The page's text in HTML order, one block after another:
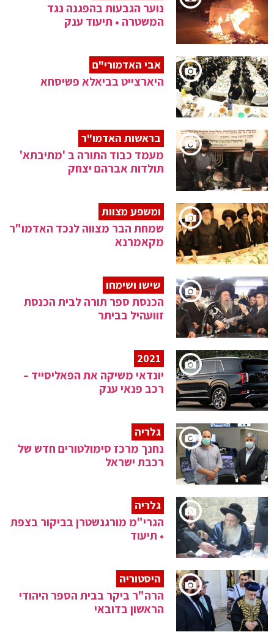
נוער הגבעות בהפגנה נגד
המשטרה • תיעוד ענק
אבי האדמורי"ם
היארצייט בביאלא פשיסחא
בראשות האדמו"ר
מעמד כבוד התורה ב 'מתיבתא'
תולדות אברהם יצחק
ומשפע מצוות
שמחת הבר מצווה לנכד האדמו"ר
מקאמרנא
שישו ושימחו
הכנסת ספר תורה לבית הכנסת
זוועהיל בביתר
2021
יונדאי משיקה את הפאליסייד –
רכב פנאי ענק
גלריה
נחנך מרכז סימולטורים חדש של
רכבת ישראל
גלריה
הגרי"מ מורגנשטרן בביקור בצפת
• תיעוד
היסטוריה
הרה"ר ביקר בבית הספר היהודי
הראשון בדובאי